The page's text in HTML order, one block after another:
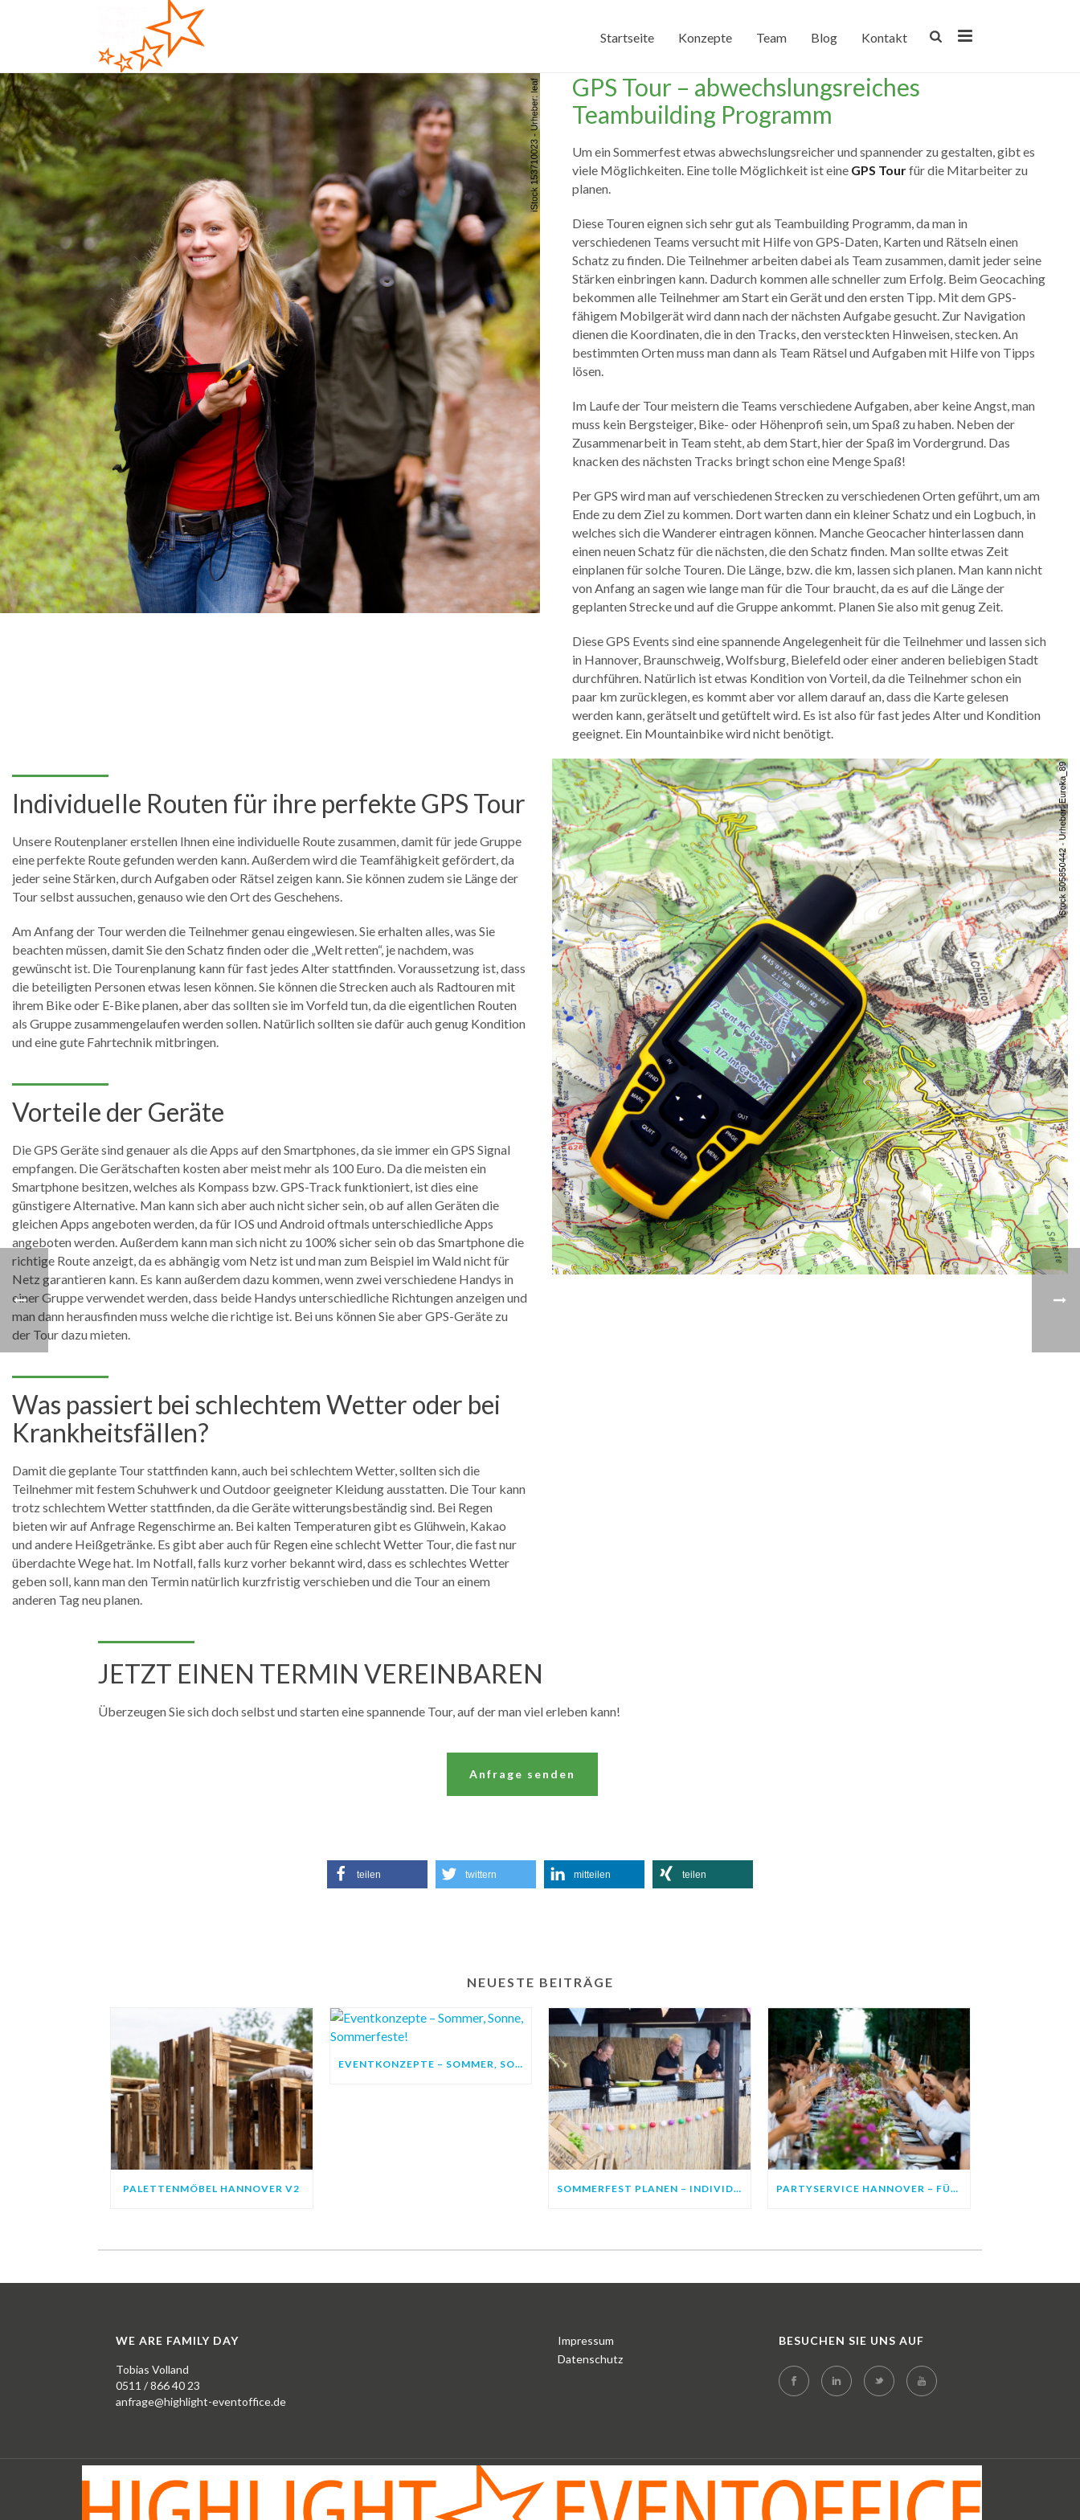
Startseite Konzepte Team Blog Kontakt
GPS Tour – abwechslungsreiches
Teambuilding Programm
Um ein Sommerfest etwas abwechslungsreicher und spannender zu gestalten, gibt es
viele Möglichkeiten. Eine tolle Möglichkeit ist eine GPS Tourfür die Mitarbeiter zu
planen.
Diese Touren eignen sich sehr gut als Teambuilding Programm, da man in
verschiedenen Teams versucht mit Hilfe von GPS-Daten, Karten und Rätseln einen
Schatz zu finden. Die Teilnehmer arbeiten dabei als Team zusammen, damit jeder seine
Stärken einbringen kann. Dadurch kommen alle schneller zum Erfolg. Beim Geocaching
bekommen alle Teilnehmer am Start ein Gerät und den ersten Tipp. Mit dem GPS-
fähigem Mobilgerät wird dann nach der nächsten Aufgabe gesucht. Zur Navigation
dienen die Koordinaten, die in den Tracks, den versteckten Hinweisen, stecken. An
bestimmten Orten muss man dann als Team Rätsel und Aufgaben mit Hilfe von Tipps
lösen.
Im Laufe der Tour meistern die Teams verschiedene Aufgaben, aber keine Angst, man
muss kein Bergsteiger, Bike- oder Höhenprofi sein, um Spaß zu haben. Neben der
Zusammenarbeit in Team steht, ab dem Start, hier der Spaß im Vordergrund. Das
knacken des nächsten Tracks bringt schon eine Menge Spaß!
Per GPS wird man auf verschiedenen Strecken zu verschiedenen Orten geführt, um am
Ende zu dem Ziel zu kommen. Dort warten dann ein kleiner Schatz und ein Logbuch, in
welches sich die Wanderer eintragen können. Manche Geocacher hinterlassen dann
einen neuen Schatz für die nächsten, die den Schatz finden. Man sollte etwas Zeit
einplanen für solche Touren. Die Länge, bzw. die km, lassen sich planen. Man kann nicht
von Anfang an sagen wie lange man für die Tour braucht, da es auf die Länge der
geplanten Strecke und auf die Gruppe ankommt. Planen Sie also mit genug Zeit.
Diese GPS Events sind eine spannende Angelegenheit für die Teilnehmer und lassen sich
in Hannover, Braunschweig, Wolfsburg, Bielefeld oder einer anderen beliebigen Stadt
durchführen. Natürlich ist etwas Kondition von Vorteil, da die Teilnehmer schon ein
paar km zurücklegen, es kommt aber vor allem darauf an, dass die Karte gelesen
werden kann, gerätselt und getüftelt wird. Es ist also für fast jedes Alter und Kondition
geeignet. Ein Mountainbike wird nicht benötigt.
Individuelle Routen für ihre perfekte GPS Tour
Unsere Routenplaner erstellen Ihnen eine individuelle Route zusammen, damit für jede Gruppe
eine perfekte Route gefunden werden kann. Außerdem wird die Teamfähigkeit gefördert, da
jeder seine Stärken, durch Aufgaben oder Rätsel zeigen kann. Sie können zudem sie Länge der
Tour selbst aussuchen, genauso wie den Ort des Geschehens.
Am Anfang der Tour werden die Teilnehmer genau eingewiesen. Sie erhalten alles, was Sie
beachten müssen, damit Sie den Schatz finden oder die „Welt retten“, je nachdem, was
gewünscht ist. Die Tourenplanung kann für fast jedes Alter stattfinden. Voraussetzung ist, dass
die beteiligten Personen etwas lesen können. Sie können die Strecken auch als Radtouren mit
ihrem Bike oder E-Bike planen, aber das sollten sie im Vorfeld tun, da die eigentlichen Routen
als Gruppe zusammengelaufen werden sollen. Natürlich sollten sie dafür auch genug Kondition
und eine gute Fahrtechnik mitbringen.
Vorteile der Geräte
Die GPS Geräte sind genauer als die Apps auf den Smartphones, da sie immer ein GPS Signal
empfangen. Die Gerätschaften kosten aber meist mehr als 100 Euro. Da die meisten ein
Smartphone besitzen, welches als Kompass bzw. GPS-Track funktioniert, ist dies eine
günstigere Alternative. Man kann sich aber auch nicht sicher sein, ob auf allen Geräten die
gleichen Apps angeboten werden, da für IOS und Android oftmals unterschiedliche Apps
angeboten werden. Außerdem kann man sich nicht zu 100% sicher sein ob das Smartphone die
richtige Route anzeigt, da es abhängig vom Netz ist und man zum Beispiel im Wald nicht für
Netz garantieren kann. Es kann außerdem dazu kommen, wenn zwei verschiedene Handys in
einer Gruppe verwendet werden, dass beide Handys unterschiedliche Richtungen anzeigen und
man dann herausfinden muss welche die richtige ist. Bei uns können Sie aber GPS-Geräte zu
der Tour dazu mieten.
Was passiert bei schlechtem Wetter oder bei
Krankheitsfällen?
Damit die geplante Tour stattfinden kann, auch bei schlechtem Wetter, sollten sich die
Teilnehmer mit festem Schuhwerk und Outdoor geeigneter Kleidung ausstatten. Die Tour kann
trotz schlechtem Wetter stattfinden, da die Geräte witterungsbeständig sind. Bei Regen
bieten wir auf Anfrage Regenschirme an. Bei kalten Temperaturen gibt es Glühwein, Kakao
und andere Heißgetränke. Es gibt aber auch für Regen eine schlecht Wetter Tour, die fast nur
überdachte Wege hat. Im Notfall, falls kurz vorher bekannt wird, dass es schlechtes Wetter
geben soll, kann man den Termin natürlich kurzfristig verschieben und die Tour an einem
anderen Tag neu planen.
JETZT EINEN TERMIN VEREINBAREN
Überzeugen Sie sich doch selbst und starten eine spannende Tour, auf der man viel erleben kann!
Anfrage senden
teilen twittern mitteilen teilen
NEUESTE BEITRÄGE
PALETTENMÖBEL HANNOVER V2
EVENTKONZEPTE – SOMMER, SONNE, SOMMERFESTE!
SOMMERFEST PLANEN – INDIVIDUELL FÜR IHREN ANLASS PARTYSERVICE HANNOVER – FÜR EIN GELUNGENES SOMMERFEST!
WE ARE FAMILY DAY
Tobias Volland
0511 / 866 40 23
anfrage@highlight-eventoffice.de
Impressum
Datenschutz
BESUCHEN SIE UNS AUF